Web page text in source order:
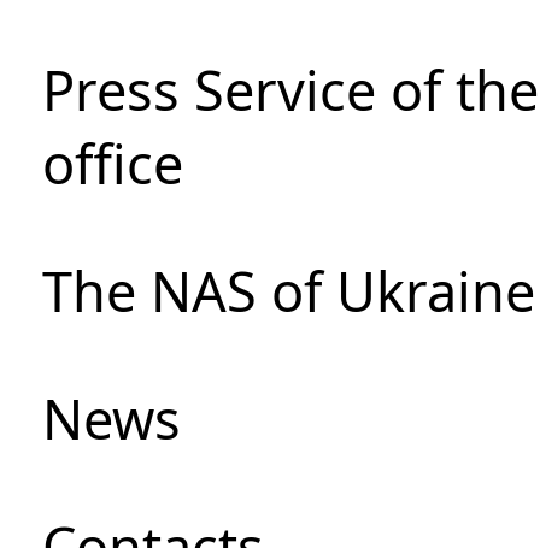
Press Service of
office
The NAS of
News